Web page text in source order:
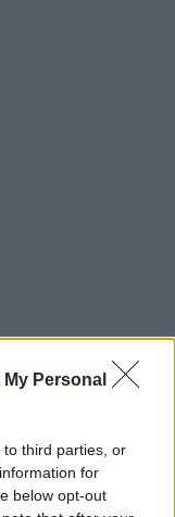
Personal
third parties, or
for
below opt-out